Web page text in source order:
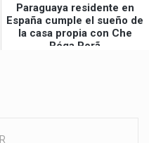
Paraguaya residente en
España cumple el sueño de
la casa propia con Che
Róga Porã